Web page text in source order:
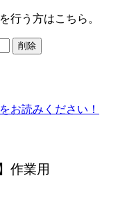
行う方はこちら。
削除
お読みください！
作業用